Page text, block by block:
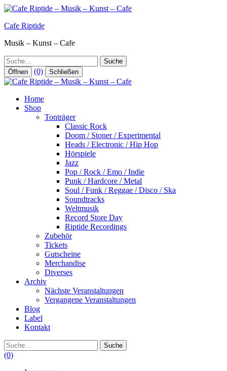
Zum
springen
Cafe Riptide
Musik – Kunst – Cafe
Suche
Öffnen (0) Schließen
Home
Shop
Tonträger
Classic Rock
Doom / Stoner / Experimental
Heads / Electronic / Hip Hop
Hörspiele
Jazz
Pop / Rock / Emo / Indie
Punk / Hardcore / Metal
Soul / Funk / Reggae / Disco / Ska
Soundtracks
Weltmusik
Record Store Day
Riptide Recordings
Zubehör
Tickets
Gutscheine
Merchandise
Diverses
Archiv
Nächste Veranstaltungen
Vergangene Veranstaltungen
Blog
Label
Kontakt
Suche
(0)